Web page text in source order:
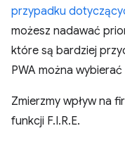
przypadku
możesz nadawać
które są bardziej
PWA można
Zmierzmy wpływ na
funkcji F.I.R.E.